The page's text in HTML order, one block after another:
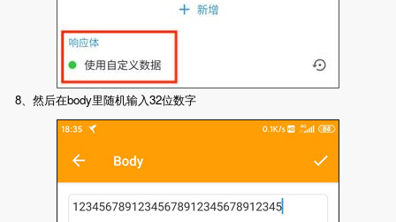
8、然后在body里随机输入32位数字